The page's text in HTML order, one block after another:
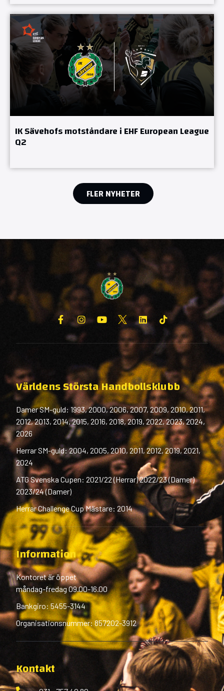
IK Sävehofs motståndare i EHF European League
Q2
FLER NYHETER
Världens Största Handbollsklubb
Damer SM-guld: 1993, 2000, 2006, 2007, 2009, 2010, 2011,
2012, 2013, 2014, 2015, 2016, 2018, 2019, 2022, 2023, 2024,
2026
Herrar SM-guld: 2004, 2005, 2010, 2011, 2012, 2019, 2021,
2024
ATG Svenska Cupen: 2021/22 (Herrar) 2022/23 (Damer)
2023/24 (Damer)
Herrar Challenge Cup Mästare: 2014
Information
Kontoret är öppet
måndag-fredag 09.00-16.00
Bankgiro: 5455-3144
Organisationsnummer: 857202-3912
Kontakt